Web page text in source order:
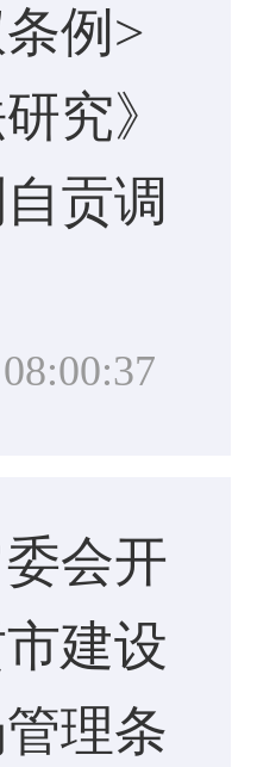
例>
究》
贡调
会开
建设
理条